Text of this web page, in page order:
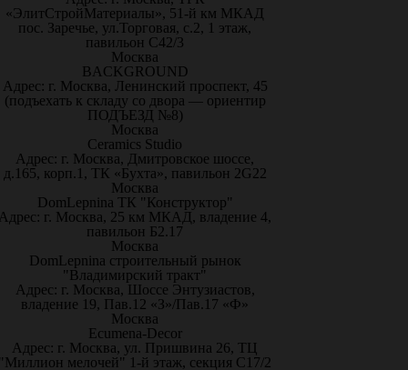
«ЭлитСтройМатериалы», 51-й км МКАД
пос. Заречье, ул.Торговая, с.2, 1 этаж,
павильон С42/3
Москва
BACKGROUND
Адрес: г. Москва, Ленинский проспект, 45
(подъехать к складу со двора — ориентир
ПОДЪЕЗД №8)
Москва
Ceramics Studio
Адрес: г. Москва, Дмитровское шоссе,
д.165, корп.1, ТК «Бухта», павильон 2G22
Москва
DomLepnina ТК "Конструктор"
г. Москва, 25 км МКАД, владение 4,
павильон Б2.17
Москва
DomLepnina строительный рынок
"Владимирский тракт"
Адрес: г. Москва, Шоссе Энтузиастов,
владение 19, Пав.12 «З»/Пав.17 «Ф»
Москва
Ecumena-Decor
Адрес: г. Москва, ул. Пришвина 26, ТЦ
мелочей" 1-й этаж, секция С17/2